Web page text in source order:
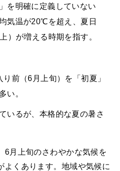
を明確に定義していない
気温が20℃を超え、夏日
）が増える時期を指す。
前（6月上旬）を「初夏」
い。
いるが、本格的な夏の暑さ
6月上旬のさわやかな気候を
よくあります。地域や気候に